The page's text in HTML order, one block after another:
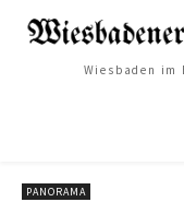
Wiesbaden
PANORAMA